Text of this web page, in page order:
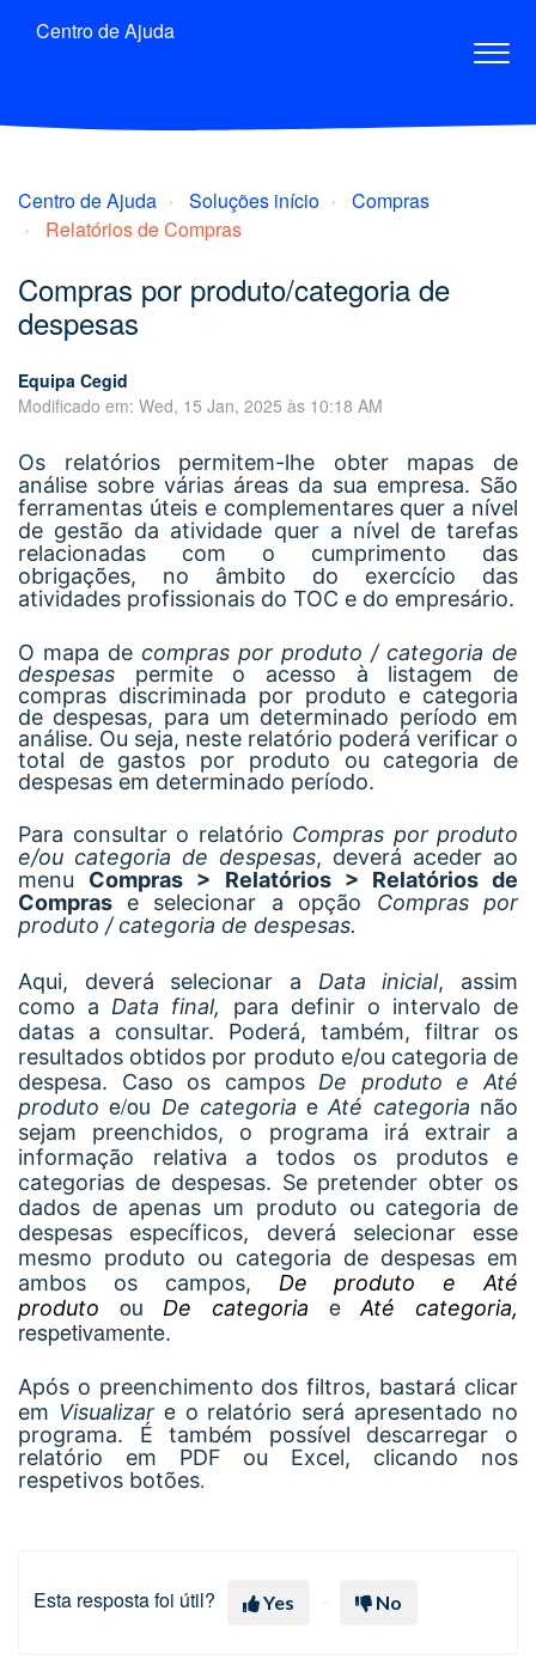
Centro de Ajuda
Centro de Ajuda Soluções início
Compras
Relatórios de Compras
Compras por produto/categoria de
despesas
Equipa Cegid
Modificado em: Wed, 15 Jan, 2025 às 10:18 AM
Os relatórios permitem-lhe obter mapas de
análise sobre várias áreas da sua empresa. São
ferramentas úteis e complementares quer a nível
de gestão da atividade quer a nível de tarefas
relacionadas com o cumprimento das
obrigações, no âmbito do exercício das
atividades profissionais do TOC e do empresário.
O mapa de compras por produto / categoria de
despesas permite o acesso à listagem de
compras discriminada por produto e categoria
de despesas, para um determinado período em
análise. Ou seja, neste relatório poderá verificar o
total de gastos por produto ou categoria de
despesas em determinado período.
Para consultar o relatório Compras por produto
e/ou categoria de despesas, deverá aceder ao
menu Compras > Relatórios > Relatórios de
Compras e selecionar a opção Compras por
produto / categoria de despesas.
Aqui, deverá selecionar a Data inicial, assim
como a Data final, para definir o intervalo de
datas a consultar. Poderá, também, filtrar os
resultados obtidos por produto e/ou categoria de
despesa. Caso os campos De produto e Até
produtoe/ou De categoriae Até categoria não
sejam preenchidos, o programa irá extrair a
informação relativa a todos os produtos e
categorias de despesas. Se pretender obter os
dados de apenas um produto ou categoria de
despesas específicos, deverá selecionar esse
mesmo produto ou categoria de despesas em
ambos os campos, De produto e Até
produto ou De categoria eAté categoria,
respetivamente.
Após o preenchimento dos filtros, bastará clicar
em Visualizar eo relatório será apresentado no
programa. É também possível descarregar o
relatório em PDF ou Excel, clicando nos
respetivos botões.
Esta resposta foi útil? Yes No